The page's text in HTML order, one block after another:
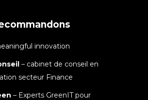
innovation
– cabinet de conseil en
secteur Finance
– Experts GreenIT pour